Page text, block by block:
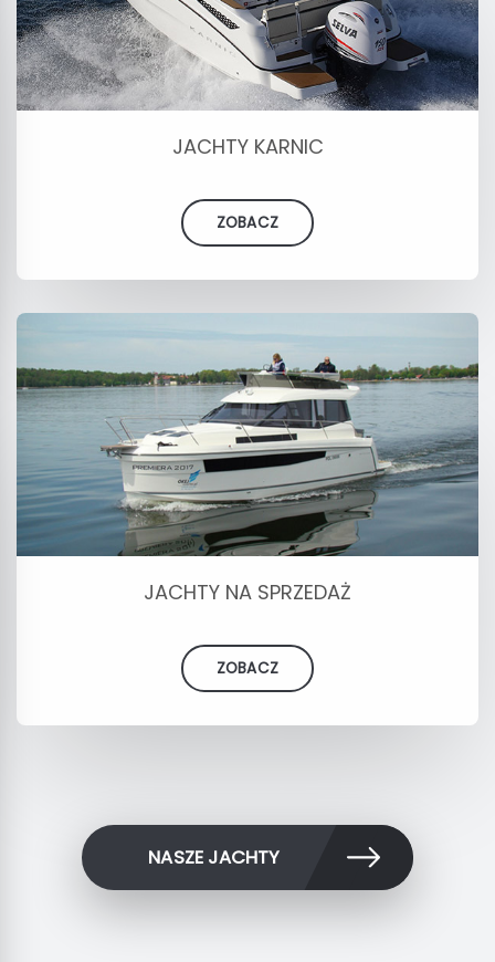
JACHTY KARNIC
ZOBACZ
JACHTY NA SPRZEDAŻ
ZOBACZ
NASZE JACHTY